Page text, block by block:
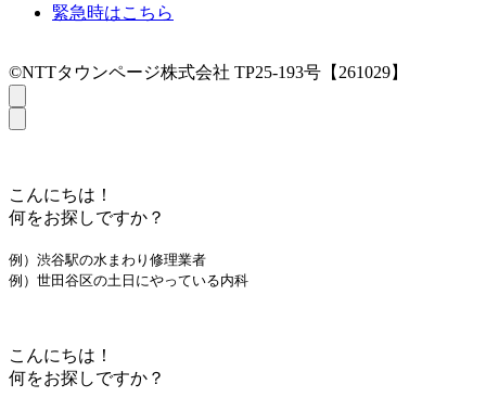
緊急時はこちら
©NTTタウンページ株式会社 TP25-193号【261029】
こんにちは！
何をお探しですか？
例）渋谷駅の水まわり修理業者
例）世田谷区の土日にやっている内科
こんにちは！
何をお探しですか？